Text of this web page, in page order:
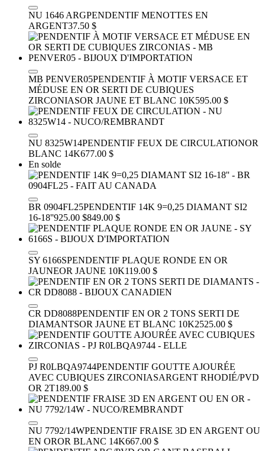
NU 1646 ARGPENDENTIF MENOTTES EN
ARGENT37.50 $
MB PENVER05PENDENTIF À MOTIF VERSACE ET
MÉDUSE EN OR SERTI DE CUBIQUES
ZIRCONIASOR JAUNE ET BLANC 10K595.00 $
NU 8325W14PENDENTIF FEUX DE CIRCULATIONOR
BLANC 14K677.00 $
En solde
BR 0904FL25PENDENTIF 14K 9=0,25 DIAMANT SI2
16-18''925.00 $849.00 $
SY 6166SPENDENTIF PLAQUE RONDE EN OR
JAUNEOR JAUNE 10K119.00 $
CR DD8088PENDENTIF EN OR 2 TONS SERTI DE
DIAMANTSOR JAUNE ET BLANC 10K2525.00 $
PJ R0LBQA9744PENDENTIF GOUTTE AJOURÉE
AVEC CUBIQUES ZIRCONIASARGENT RHODIÉ/PVD
OR 2T189.00 $
NU 7792/14WPENDENTIF FRAISE 3D EN ARGENT OU
EN OROR BLANC 14K667.00 $